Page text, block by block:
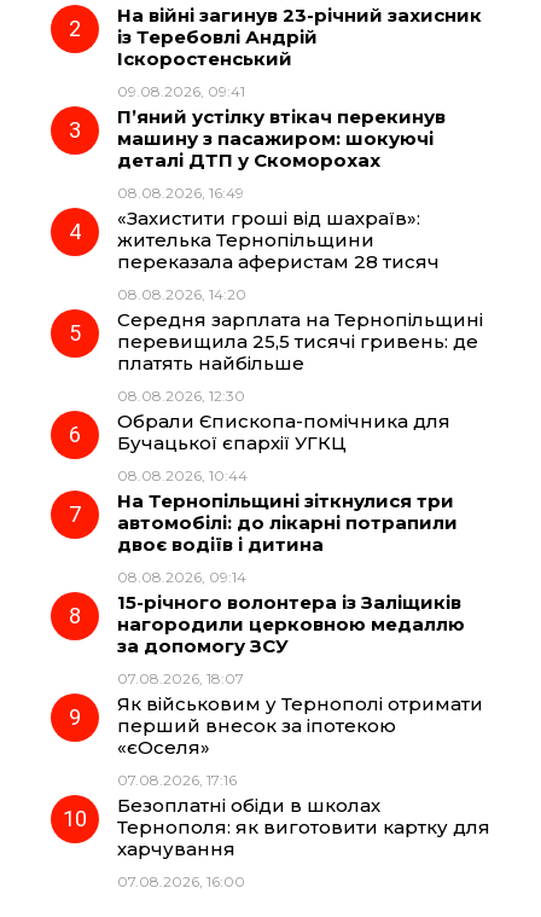
o
k
r
a
m p
На війні загинув 23-річний захисник
із Теребовлі Андрій
Іскоростенський
09.08.2026, 09:41
П’яний устілку втікач перекинув
машину з пасажиром: шокуючі
деталі ДТП у Скоморохах
08.08.2026, 16:49
«Захистити гроші від шахраїв»:
жителька Тернопільщини
переказала аферистам 28 тисяч
08.08.2026, 14:20
Середня зарплата на Тернопільщині
перевищила 25,5 тисячі гривень: де
платять найбільше
08.08.2026, 12:30
Обрали Єпископа-помічника для
Бучацької єпархії УГКЦ
08.08.2026, 10:44
На Тернопільщині зіткнулися три
автомобілі: до лікарні потрапили
двоє водіїв і дитина
08.08.2026, 09:14
15-річного волонтера із Заліщиків
нагородили церковною медаллю
за допомогу ЗСУ
07.08.2026, 18:07
Як військовим у Тернополі отримати
перший внесок за іпотекою
«єОселя»
07.08.2026, 17:16
Безоплатні обіди в школах
Тернополя: як виготовити картку для
харчування
07.08.2026, 16:00